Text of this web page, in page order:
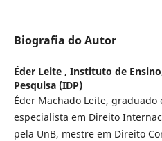
Biografia do Autor
Éder Leite , Instituto de
Pesquisa (IDP)
Éder Machado Leite, graduado
especialista em Direito
pela UnB, mestre em Direito